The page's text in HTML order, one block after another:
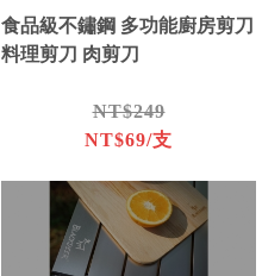
食品級不鏽鋼 多功能廚房剪刀
料理剪刀 肉剪刀
NT$249
NT$69/支